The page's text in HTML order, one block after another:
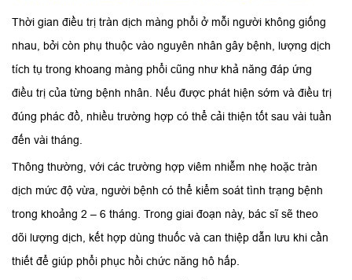
Thời gian điều trị tràn dịch màng phổi ở mỗi người không giống
nhau, bởi còn phụ thuộc vào nguyên nhân gây bệnh, lượng dịch
tích tụ trong khoang màng phổi cũng như khả năng đáp ứng
điều trị của từng bệnh nhân. Nếu được phát hiện sớm và điều trị
đúng phác đồ, nhiều trường hợp có thể cải thiện tốt sau vài tuần
đến vài tháng.
Thông thường, với các trường hợp viêm nhiễm nhẹ hoặc tràn
dịch mức độ vừa, người bệnh có thể kiểm soát tình trạng bệnh
trong khoảng 2 – 6 tháng. Trong giai đoạn này, bác sĩ sẽ theo
dõi lượng dịch, kết hợp dùng thuốc và can thiệp dẫn lưu khi cần
thiết để giúp phổi phục hồi chức năng hô hấp.